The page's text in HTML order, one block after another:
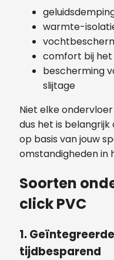
warmte-
comfort bij
bescherming
slijtage
Niet elke
dus het is
op basis van jouw
omstandigheden in
Soorten
click PVC
1.
tijdbesparend